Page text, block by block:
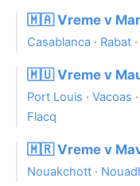
🇲🇦 Vreme v
Casablanca · Rabat ·
🇲🇺 Vreme v
Port Louis · Vacoas ·
Flacq
🇲🇷 Vreme v
Nouakchott ·